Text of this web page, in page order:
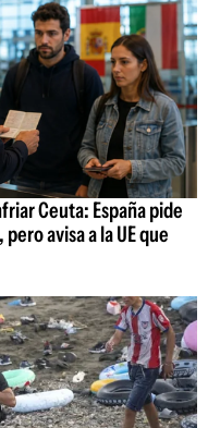
Ceuta: España pide
avisa a la UE que